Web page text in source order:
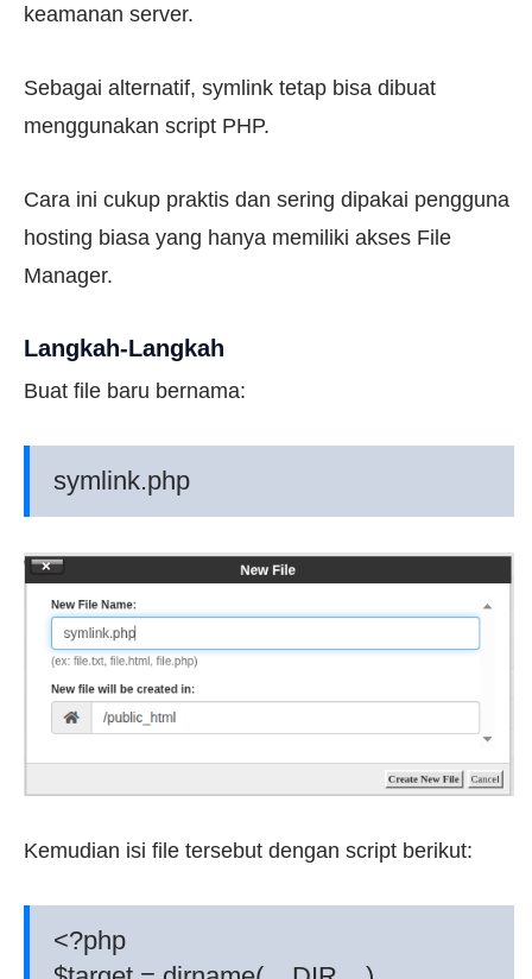
keamanan server.
Sebagai alternatif, symlink tetap bisa dibuat
menggunakan script PHP.
Cara ini cukup praktis dan sering dipakai pengguna
hosting biasa yang hanya memiliki akses File
Manager.
Langkah-Langkah
Buat file baru bernama:
symlink.php
Kemudian isi file tersebut dengan script berikut:
<?php